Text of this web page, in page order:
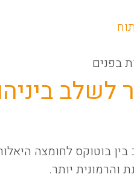
בפנים
בוטוקס לחומצה
והרמונית יותר.